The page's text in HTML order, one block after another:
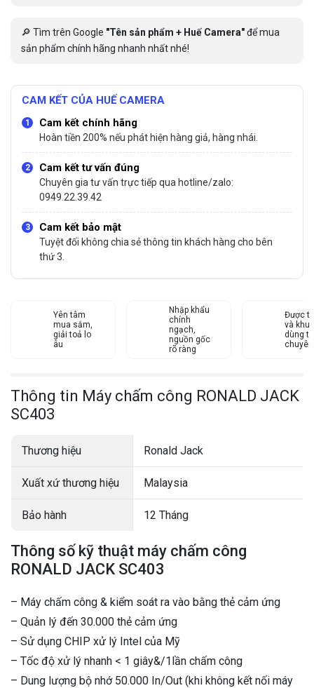
🔎 Tìm trên Google "Tên sản phẩm + Huế Camera"để mua
sản phẩm chính hãng nhanh nhất nhé!
CAM KẾT CỦA HUẾ CAMERA
Cam kết chính hãng
Hoàn tiền 200% nếu phát hiện hàng giả, hàng nhái.
Cam kết tư vấn đúng
Chuyên gia tư vấn trực tiếp qua hotline/zalo:
0949.22.39.42
Cam kết bảo mật
Tuyệt đối không chia sẻ thông tin khách hàng cho bên
thứ 3.
Yên tâm
mua sắm,
giải toả lo
âu
Nhập khẩu
chính
ngạch,
nguồn gốc
rõ ràng
Được
và
dùng từ
Thông tin Máy chấm công RONALD JACK
SC403
Thương hiệu Ronald Jack
Xuất xứ thương hiệu Malaysia
Bảo hành 12 Tháng
Thông số kỹ thuật máy chấm công
RONALD JACK SC403
– Máy chấm công & kiểm soát ra vào bằng thẻ cảm ứng
– Quản lý đến 30.000 thẻ cảm ứng
– Sử dụng CHIP xử lý Intel của Mỹ
– Tốc độ xử lý nhanh < 1 giây&/1lần chấm công
– Dung lượng bộ nhớ 50.000 In/Out (khi không kết nối máy